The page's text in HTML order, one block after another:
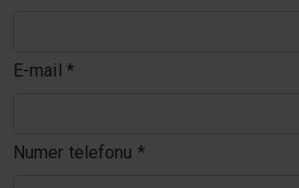
E-mail *
Numer telefonu *